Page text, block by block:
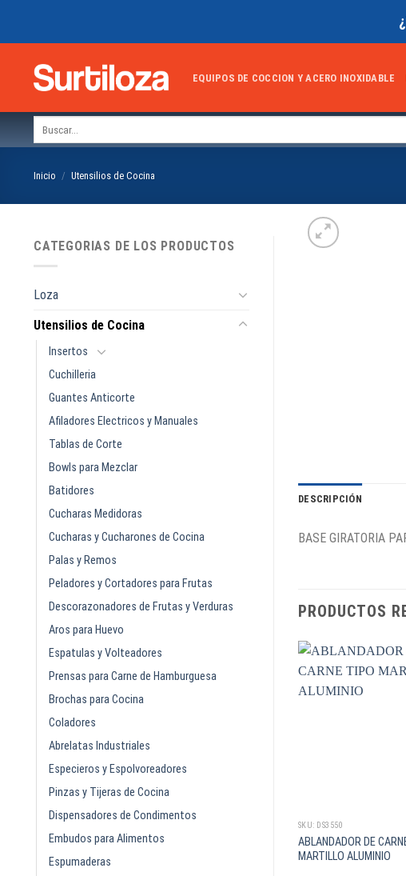
EQUIPOS DE COCCION Y ACERO INOXIDABLE
Inicio / Utensilios de Cocina
CATEGORIAS DE LOS PRODUCTOS
Loza
Utensilios de Cocina
Insertos
Cuchilleria
Guantes Anticorte
Afiladores Electricos y Manuales
Tablas de Corte
Bowls para Mezclar
Batidores
Cucharas Medidoras
Cucharas y Cucharones de Cocina
Palas y Remos
Peladores y Cortadores para Frutas
Descorazonadores de Frutas y Verduras
Aros para Huevo
Espatulas y Volteadores
Prensas para Carne de Hamburguesa
Brochas para Cocina
Coladores
Abrelatas Industriales
Especieros y Espolvoreadores
Pinzas y Tijeras de Cocina
Dispensadores de Condimentos
Embudos para Alimentos
Espumaderas
DESCRIPCIÓN
BASE GIRATORIA
PRODUCTOS
SKU: DS3550
ABLANDADOR DE
MARTILLO ALUMINIO